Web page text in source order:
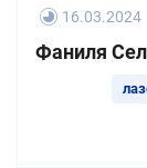
16.03.2024
​Фаниля